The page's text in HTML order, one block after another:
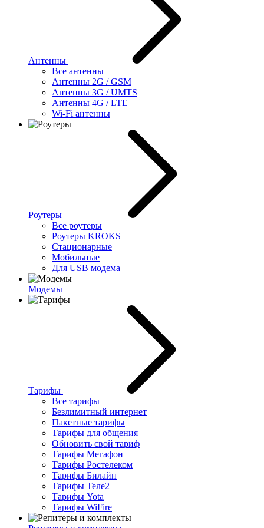
Антенны
Все антенны
Антенны 2G / GSM
Антенны 3G / UMTS
Антенны 4G / LTE
Wi-Fi антенны
Роутеры
Все роутеры
Роутеры KROKS
Стационарные
Мобильные
Для USB модема
Модемы
Тарифы
Все тарифы
Безлимитный интернет
Пакетные тарифы
Тарифы для общения
Обновить свой тариф
Тарифы Мегафон
Тарифы Ростелеком
Тарифы Билайн
Тарифы Теле2
Тарифы Yota
Тарифы WiFire